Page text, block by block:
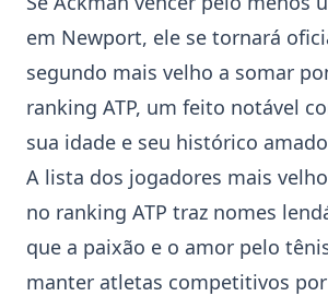
em Newport, ele se tornará
segundo mais velho a somar
ranking ATP, um feito notável
sua idade e seu histórico
A lista dos jogadores mais
no ranking ATP traz nomes
que a paixão e o amor pelo
manter atletas competitivos